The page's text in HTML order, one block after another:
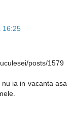
16:25
posts/1579
ia in vacanta asa